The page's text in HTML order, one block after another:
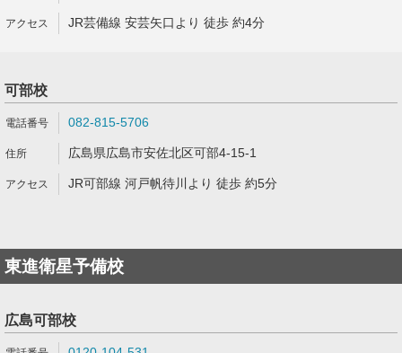
JR芸備線 安芸矢口より 徒歩 約4分
可部校
082-815-5706
広島県広島市安佐北区可部4-15-1
JR可部線 河戸帆待川より 徒歩 約5分
東進衛星予備校
広島可部校